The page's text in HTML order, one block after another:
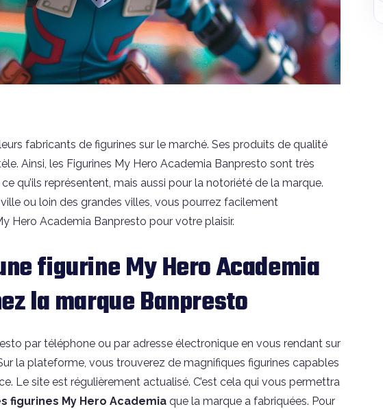
fabricants de figurines sur le marché. Ses produits de qualité
Ainsi, les Figurines My Hero Academia Banpresto sont très
qu’ils représentent, mais aussi pour la notoriété de la marque.
ou loin des grandes villes, vous pourrez facilement
Hero Academia Banpresto pour votre plaisir.
figurine My Hero Academia
la marque Banpresto
par téléphone ou par adresse électronique en vous rendant sur
la plateforme, vous trouverez de magnifiques figurines capables
Le site est régulièrement actualisé. C’est cela qui vous permettra
figurines My Hero Academia que la marque a fabriquées. Pour